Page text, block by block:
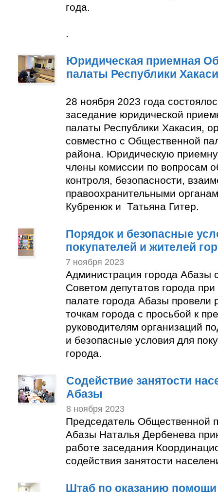
года.
.
Юридическая приемная
палаты Республики
28 ноября 2023 года
заседание юридической
палаты Республики Хакасия,
совместно с Общественной
района. Юридическую
члены комиссии по вопросам
контроля, безопасности,
правоохранительными
Кубренюк и Татьяна Гитер.
Порядок и безопасные
покупателей и жителей
7 ноября 2023
Администрация города Абазы
Советом депутатов города
палате города Абазы провели
точкам города с просьбой к
руководителям организаций
и безопасные условия для
города.
Содействие занятости
Абазы
8 ноября 2023
Председатель Общественной
Абазы Наталья Дербенева
работе заседания
содействия занятости
Штаб по оказанию помощи